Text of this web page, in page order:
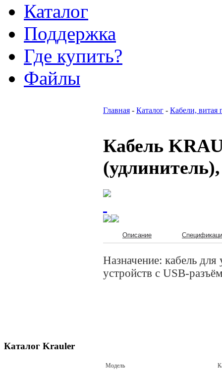
Каталог
Поддержка
Где купить?
Файлы
Каталог Krauler
Главная - Каталог - Кабели, витая
Кабель
Описание
Назначение: кабель
устройств с USB-
Модель